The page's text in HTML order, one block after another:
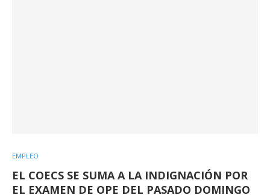
EMPLEO
EL COECS SE SUMA A LA INDIGNACIÓN POR
EL EXAMEN DE OPE DEL PASADO DOMINGO